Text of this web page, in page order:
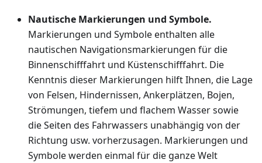
Nautische Markierungen und Symbole.
Markierungen und Symbole enthalten alle
nautischen Navigationsmarkierungen für die
Binnenschifffahrt und Küstenschifffahrt. Die
Kenntnis dieser Markierungen hilft Ihnen, die Lage
von Felsen, Hindernissen, Ankerplätzen, Bojen,
Strömungen, tiefem und flachem Wasser sowie
die Seiten des Fahrwassers unabhängig von der
Richtung usw. vorherzusagen. Markierungen und
Symbole werden einmal für die ganze Welt